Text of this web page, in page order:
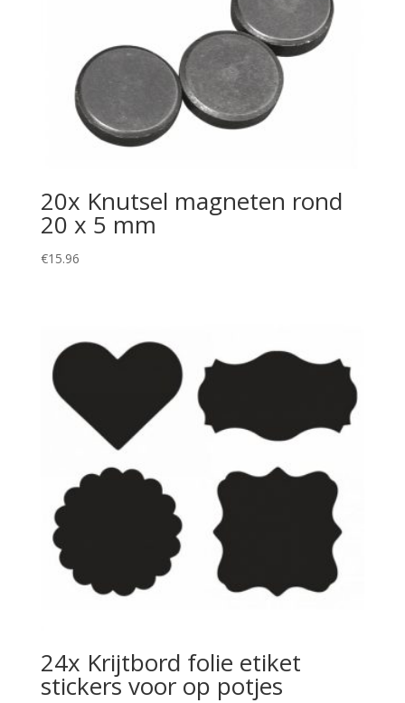
20x Knutsel magneten rond
20 x 5 mm
€15.96
24x Krijtbord folie etiket
stickers voor op potjes